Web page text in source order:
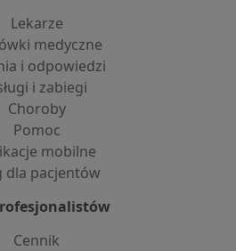
Lekarze
medyczne
i odpowiedzi
i zabiegi
Choroby
Pomoc
mobilne
dla pacjentów
Cennik